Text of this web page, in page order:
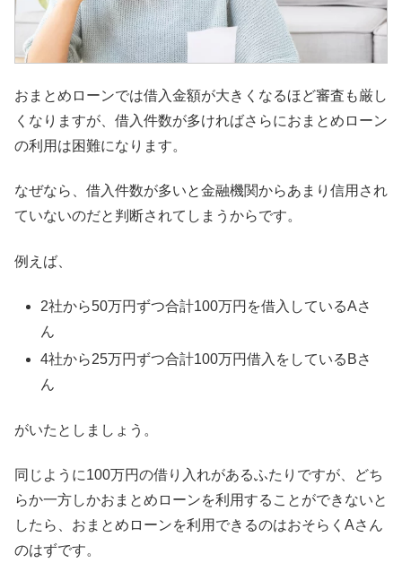
おまとめローンでは借入金額が大きくなるほど審査も厳し
くなりますが、借入件数が多ければさらにおまとめローン
の利用は困難になります。
なぜなら、借入件数が多いと金融機関からあまり信用され
ていないのだと判断されてしまうからです。
例えば、
2社から50万円ずつ合計100万円を借入しているAさ
ん
4社から25万円ずつ合計100万円借入をしているBさ
ん
がいたとしましょう。
同じように100万円の借り入れがあるふたりですが、どち
らか一方しかおまとめローンを利用することができないと
したら、おまとめローンを利用できるのはおそらくAさん
のはずです。